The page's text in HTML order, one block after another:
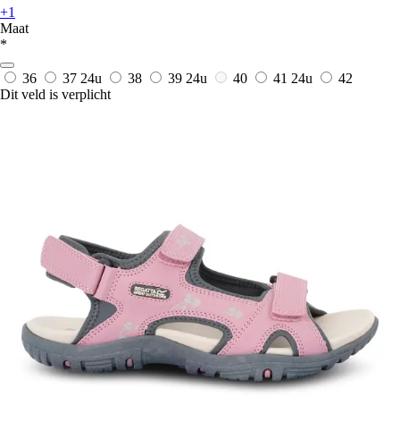
+1
Maat
*
36 37 24u 38 39 24u 40 41 24u
42
Dit veld is verplicht